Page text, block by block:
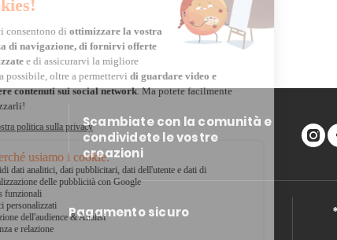
Scambiate con la comunità e
condividete le vostre
creazioni
Pagamento sicuro